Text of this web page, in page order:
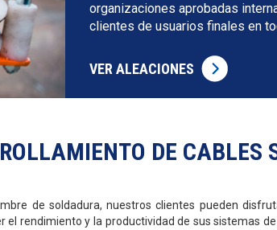
organizaciones aprobadas
clientes de usuarios finales en
VER ALEACIONES
DE CABLES
de soldadura, nuestros clientes pueden
rendimiento y la productividad de sus sistemas